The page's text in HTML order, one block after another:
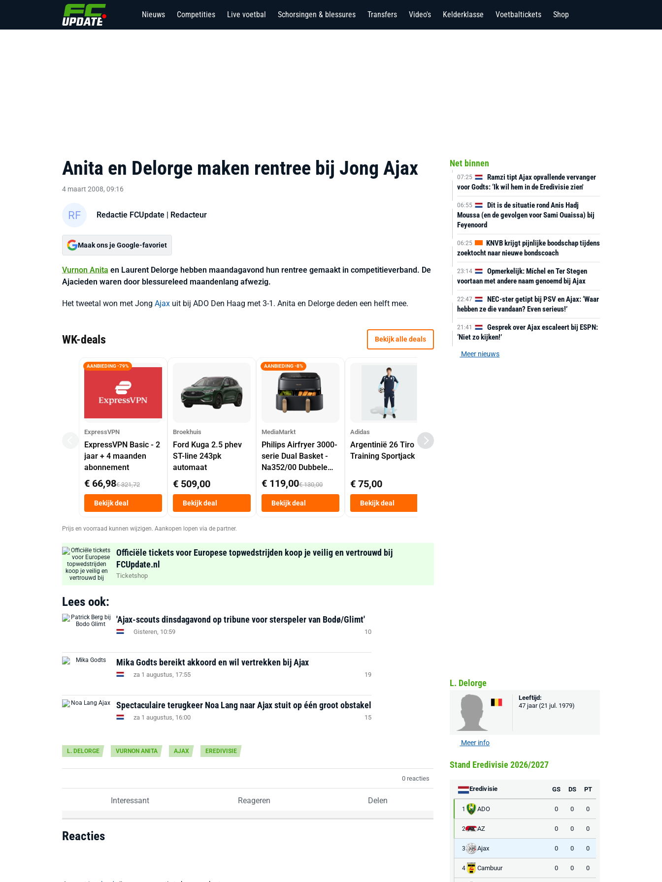
Nieuws Competities Live voetbal Schorsingen & blessures Transfers Video's Kelderklasse Voetbaltickets Shop
Anita en Delorge maken rentree bij Jong Ajax
4 maart 2008, 09:16
Redactie FCUpdate | Redacteur
Maak ons je Google-favoriet
Vurnon Anita en Laurent Delorge hebben maandagavond hun rentree gemaakt in competitieverband. De
Ajacieden waren door blessureleed maandenlang afwezig.
Het tweetal won met Jong Ajax uit bij ADO Den Haag met 3-1. Anita en Delorge deden een helft mee.
WK-deals Bekijk alle deals
AANBIEDING -79%
ExpressVPN
ExpressVPN Basic - 2
jaar + 4 maanden
abonnement
€ 66,98€ 321,72
Bekijk deal
Broekhuis
Ford Kuga 2.5 phev
ST-line 243pk
automaat
€ 509,00
Bekijk deal
AANBIEDING -8%
MediaMarkt
Philips Airfryer 3000-
serie Dual Basket -
Na352/00 Dubbele
Mand 9 L Tot 6
Personen
Heteluchtfriteuse
Zwart
€ 119,00€ 130,00
Bekijk deal
Adidas
Argentinië 26 Tiro
Training Sportjack
€ 75,00
Bekijk deal
Prijs en voorraad kunnen wijzigen. Aankopen lopen via de partner.
Officiële tickets voor Europese topwedstrijden koop je veilig en vertrouwd bij
FCUpdate.nl
Ticketshop
Lees ook:
'Ajax-scouts dinsdagavond op tribune voor sterspeler van Bodø/Glimt'
Gisteren, 10:59 10
Mika Godts bereikt akkoord en wil vertrekken bij Ajax
za 1 augustus, 17:55 19
Spectaculaire terugkeer Noa Lang naar Ajax stuit op één groot obstakel
za 1 augustus, 16:00 15
L. DELORGE VURNON ANITA AJAX EREDIVISIE
0 reacties
Interessant Reageren Delen
Reacties
Net binnen
07:25
Ramzi tipt Ajax opvallende vervanger
voor Godts: ‘Ik wil hem in de Eredivisie zien'
06:55
Dit is de situatie rond Anis Hadj
Moussa (en de gevolgen voor Sami Ouaissa) bij
Feyenoord
06:25
KNVB krijgt pijnlijke boodschap tijdens
zoektocht naar nieuwe bondscoach
23:14
Opmerkelijk: Míchel en Ter Stegen
voortaan met andere naam genoemd bij Ajax
22:47
NEC-ster getipt bij PSV en Ajax: ‘Waar
hebben ze die vandaan? Even serieus!’
21:41
Gesprek over Ajax escaleert bij ESPN:
‘Niet zo kijken!’
Meer nieuws
L. Delorge
Leeftijd:
47 jaar (21 jul. 1979)
Meer info
Stand Eredivisie 2026/2027
Eredivisie GS DS PT
1 ADO 0 0 0
2 AZ 0 0 0
3 Ajax 0 0 0
4 Cambuur 0 0 0